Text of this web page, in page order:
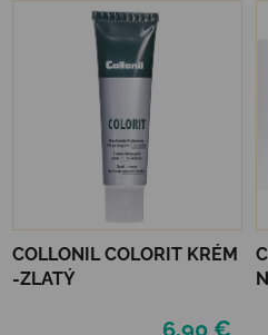
COLLONIL COLORIT KRÉM
-ZLATÝ
6,90 €